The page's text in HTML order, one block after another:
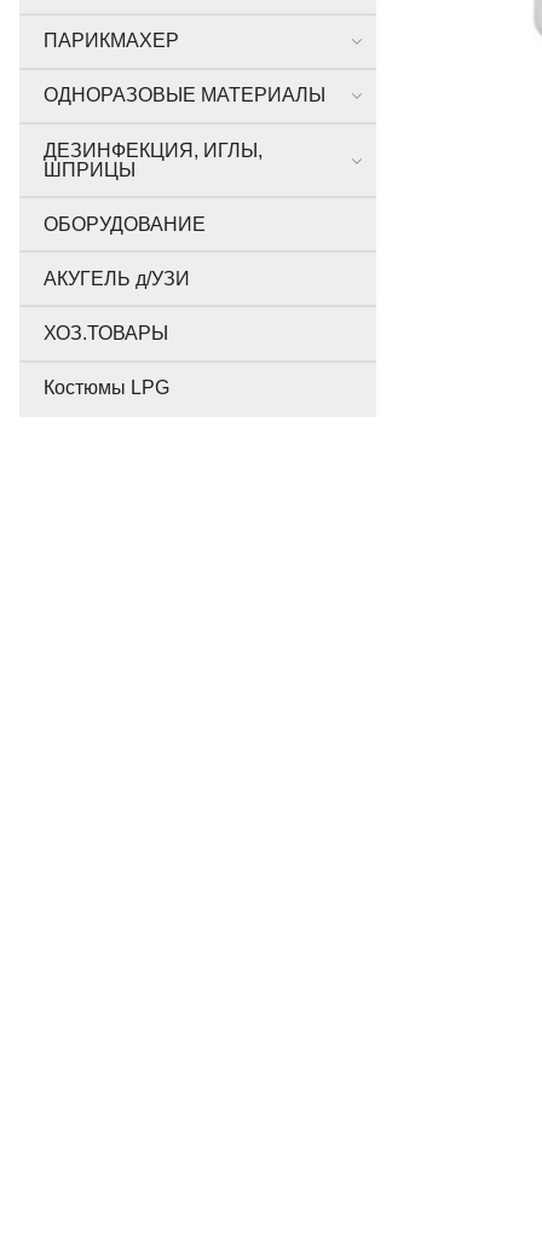
ПАРИКМАХЕР
ОДНОРАЗОВЫЕ МАТЕРИАЛЫ
ДЕЗИНФЕКЦИЯ, ИГЛЫ,
ШПРИЦЫ
ОБОРУДОВАНИЕ
АКУГЕЛЬ д/УЗИ
ХОЗ.ТОВАРЫ
Костюмы LPG